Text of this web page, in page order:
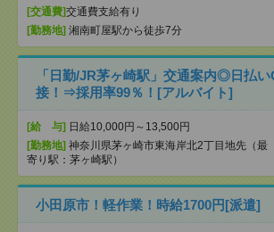
[交通費]交通費支給有り
[勤務地] 湘南町屋駅から徒歩7分
「日勤/JR茅ヶ崎駅」交通案内◎日払
接！⇒採用率99％！[アルバイト]
[給 与] 日給10,000円～13,500円
[勤務地] 神奈川県茅ヶ崎市東海岸北2丁目地先（最
寄り駅：茅ヶ崎駅）
小田原市！軽作業！時給1700円[派遣]